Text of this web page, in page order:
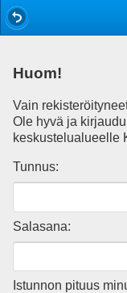
Huom!
Vain
Ole hyvä ja
keskustelualueelle
Tunnus:
Salasana:
Istunnon pituus